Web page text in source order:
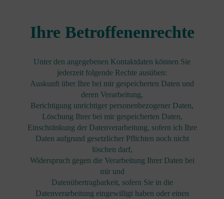
Ihre Betroffenenrechte
Unter den angegebenen Kontaktdaten können Sie
jederzeit folgende Rechte ausüben:
Auskunft über Ihre bei mir gespeicherten Daten und
deren Verarbeitung,
Berichtigung unrichtiger personenbezogener Daten,
Löschung Ihrer bei mir gespeicherten Daten,
Einschränkung der Datenverarbeitung, sofern ich Ihre
Daten aufgrund gesetzlicher Pflichten noch nicht
löschen darf,
Widerspruch gegen die Verarbeitung Ihrer Daten bei
mir und
Datenübertragbarkeit, sofern Sie in die
Datenverarbeitung eingewilligt haben oder einen